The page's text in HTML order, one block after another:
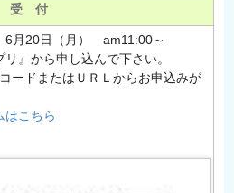
受 付
6月20日（月） am11:00～
から申し込んで下さい。
ドまたはＵＲＬからお申込みが
はこちら